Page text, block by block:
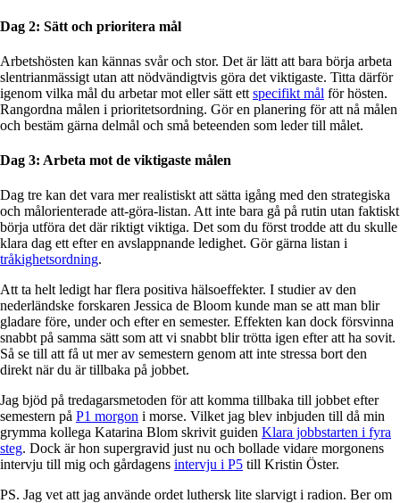
Dag 2: Sätt och prioritera mål
Arbetshösten kan kännas svår och stor. Det är lätt att bara börja arbeta
slentrianmässigt utan att nödvändigtvis göra det viktigaste. Titta därför
igenom vilka mål du arbetar mot eller sätt ett specifikt mål för hösten.
Rangordna målen i prioritetsordning. Gör en planering för att nå målen
och bestäm gärna delmål och små beteenden som leder till målet.
Dag 3: Arbeta mot de viktigaste målen
Dag tre kan det vara mer realistiskt att sätta igång med den strategiska
och målorienterade att-göra-listan. Att inte bara gå på rutin utan faktiskt
börja utföra det där riktigt viktiga. Det som du först trodde att du skulle
klara dag ett efter en avslappnande ledighet. Gör gärna listan i
tråkighetsordning.
Att ta helt ledigt har flera positiva hälsoeffekter. I studier av den
nederländske forskaren Jessica de Bloom kunde man se att man blir
gladare före, under och efter en semester. Effekten kan dock försvinna
snabbt på samma sätt som att vi snabbt blir trötta igen efter att ha sovit.
Så se till att få ut mer av semestern genom att inte stressa bort den
direkt när du är tillbaka på jobbet.
Jag bjöd på tredagarsmetoden för att komma tillbaka till jobbet efter
semestern på P1 morgon i morse. Vilket jag blev inbjuden till då min
grymma kollega Katarina Blom skrivit guiden Klara jobbstarten i fyra
steg. Dock är hon supergravid just nu och bollade vidare morgonens
intervju till mig och gårdagens intervju i P5 till Kristin Öster.
PS. Jag vet att jag använde ordet luthersk lite slarvigt i radion. Ber om